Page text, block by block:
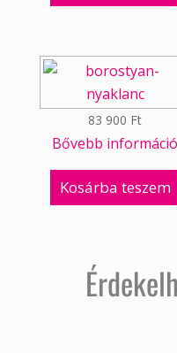
83 900 Ft
Bővebb információ
Kosárba teszem